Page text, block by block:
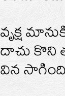
వృక్ష
దాచు కొని
విన